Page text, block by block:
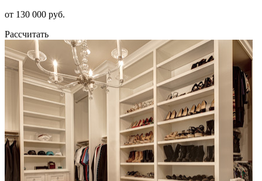
от 130 000 руб.
Рассчитать